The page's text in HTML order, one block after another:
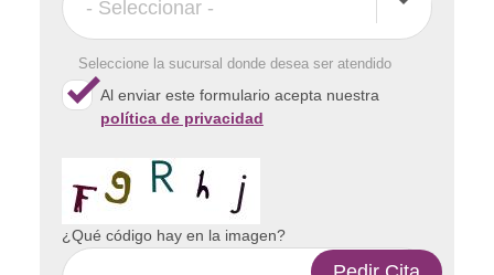
Seleccione la sucursal donde desea ser atendido
Al enviar este formulario acepta nuestra
política de privacidad
¿Qué código hay en la imagen?